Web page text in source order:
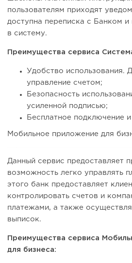
пользователям приходят
доступна переписка с Банком и
в систему.
Преимущества сервиса
Удобство использования.
управление счетом;
Безопасность
усиленной подписью;
Бесплатное подключение
Мобильное приложение для
Данный сервис предоставляет
возможность легко управлять
этого банк предоставляет
контролировать счетов и
платежами, а также
выписок.
Преимущества сервиса
для бизнеса: